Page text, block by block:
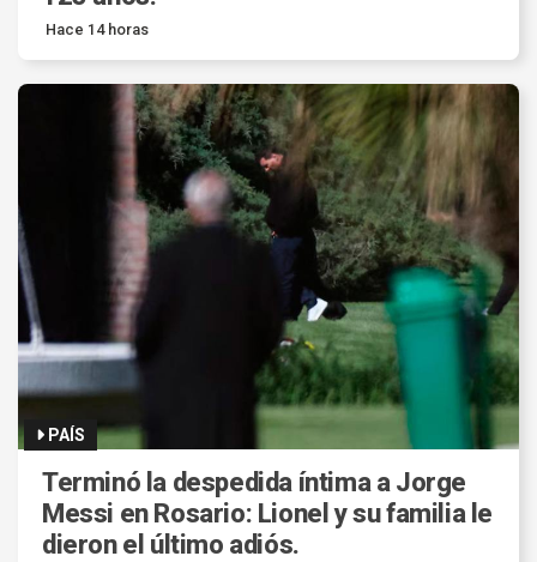
Hace 14 horas
PAÍS
Terminó la despedida íntima a Jorge
Messi en Rosario: Lionel y su familia le
dieron el último adiós.